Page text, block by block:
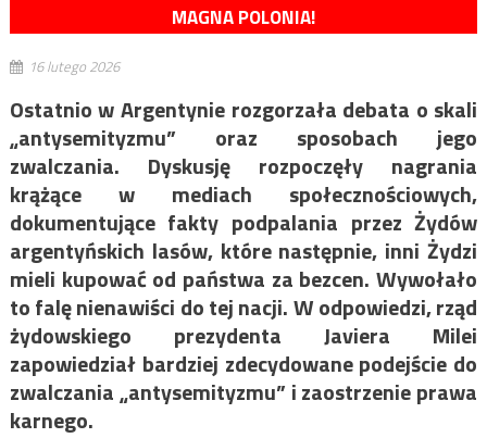
MAGNA POLONIA!
16 lutego 2026
Ostatnio w Argentynie rozgorzała debata o skali
„antysemityzmu” oraz sposobach jego
zwalczania. Dyskusję rozpoczęły nagrania
krążące w mediach społecznościowych,
dokumentujące fakty podpalania przez Żydów
argentyńskich lasów, które następnie, inni Żydzi
mieli kupować od państwa za bezcen. Wywołało
to falę nienawiści do tej nacji. W odpowiedzi, rząd
żydowskiego prezydenta Javiera Milei
zapowiedział bardziej zdecydowane podejście do
zwalczania „antysemityzmu” i zaostrzenie prawa
karnego.